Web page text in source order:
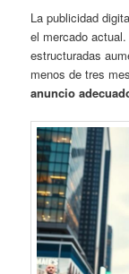
La publicidad
el mercado
estructuradas
menos de tres
anuncio